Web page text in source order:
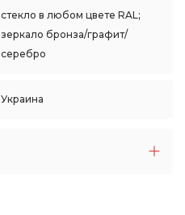
стекло в любом цвете RAL;
зеркало бронза/графит/
серебро
Украина